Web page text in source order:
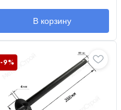
В корзину
-9%